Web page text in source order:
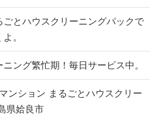
とハウスクリーニングパックで
。
ング繁忙期！毎日サービス中。
ンション まるごとハウスクリー
県姶良市